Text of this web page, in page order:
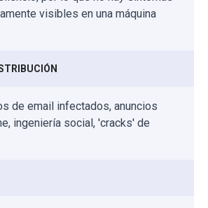
visibles en una máquina
de email infectados, anuncios
ingeniería social, 'cracks' de